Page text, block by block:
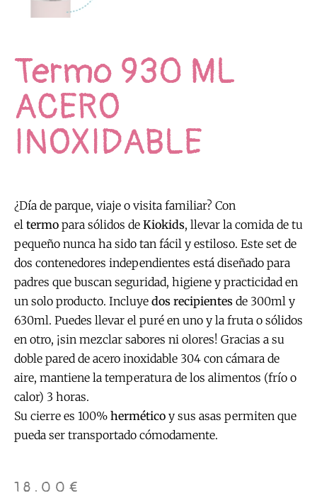
Termo 930 ML
ACERO
INOXIDABLE
¿Día de parque, viaje o visita familiar? Con
el termo para sólidos de Kiokids, llevar la comida de tu
pequeño nunca ha sido tan fácil y estiloso. Este set de
dos contenedores independientes está diseñado para
padres que buscan seguridad, higiene y practicidad en
un solo producto. Incluye dos recipientes de 300ml y
630ml. Puedes llevar el puré en uno y la fruta o sólidos
en otro, ¡sin mezclar sabores ni olores! Gracias a su
doble pared de acero inoxidable 304 con cámara de
aire, mantiene la temperatura de los alimentos (frío o
calor) 3 horas.
Su cierre es 100% hermético y sus asas permiten que
pueda ser transportado cómodamente.
18.00 €